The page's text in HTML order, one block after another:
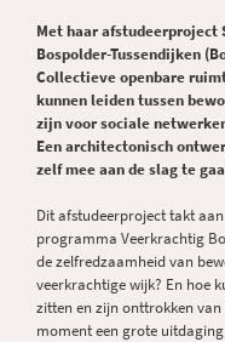
Met haar afstudeerproject
Bospolder-Tussendijken
Collectieve openbare
kunnen leiden tussen
zijn voor sociale
Een architectonisch
zelf mee aan de slag te
Dit afstudeerproject takt
programma Veerkrachtig
de zelfredzaamheid van
veerkrachtige wijk? En hoe
zitten en zijn onttrokken
moment een grote